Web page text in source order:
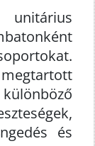
és